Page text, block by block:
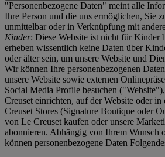
"Personenbezogene Daten" meint alle
Ihre Person und die uns ermöglichen, Sie
unmittelbar oder in Verknüpfung mit
Kinder: Diese Website ist nicht für Kinder
erheben wissentlich keine Daten über
oder älter sein, um unsere Website und
Wir können Ihre personenbezogenen
unsere Website sowie externen
Social Media Profile besuchen ("Website
Creuset einrichten, auf der Website oder in
Creuset Stores (Signature Boutique oder
von Le Creuset kaufen oder unsere
abonnieren. Abhängig von Ihrem Wunsch
können personenbezogene Daten